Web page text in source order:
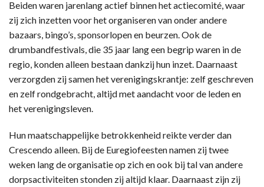
Beiden waren jarenlang actief binnen het actiecomité, waar
zij zich inzetten voor het organiseren van onder andere
bazaars, bingo’s, sponsorlopen en beurzen. Ook de
drumbandfestivals, die 35 jaar lang een begrip waren in de
regio, konden alleen bestaan dankzij hun inzet. Daarnaast
verzorgden zij samen het verenigingskrantje: zelf geschreven
en zelf rondgebracht, altijd met aandacht voor de leden en
het verenigingsleven.
Hun maatschappelijke betrokkenheid reikte verder dan
Crescendo alleen. Bij de Euregiofeesten namen zij twee
weken lang de organisatie op zich en ook bij tal van andere
dorpsactiviteiten stonden zij altijd klaar. Daarnaast zijn zij